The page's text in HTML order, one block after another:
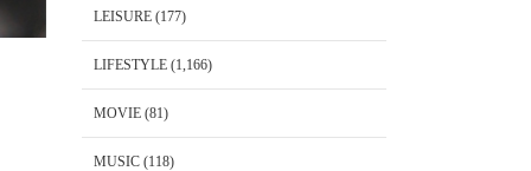
LEISURE(177)
LIFESTYLE(1,166)
MOVIE(81)
MUSIC(118)